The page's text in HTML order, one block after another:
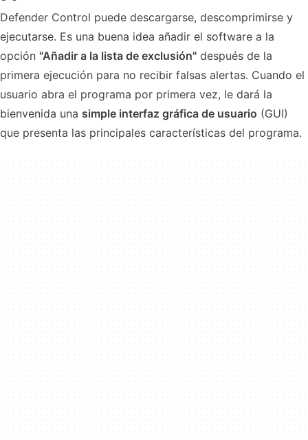
Defender Control puede descargarse, descomprimirse y
ejecutarse. Es una buena idea añadir el software a la
opción "Añadir a la lista de exclusión" después de la
primera ejecución para no recibir falsas alertas. Cuando el
usuario abra el programa por primera vez, le dará la
bienvenida una simple interfaz gráfica de usuario (GUI)
que presenta las principales características del programa.